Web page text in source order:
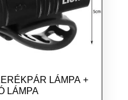
LÁMPA +
LÁMPA